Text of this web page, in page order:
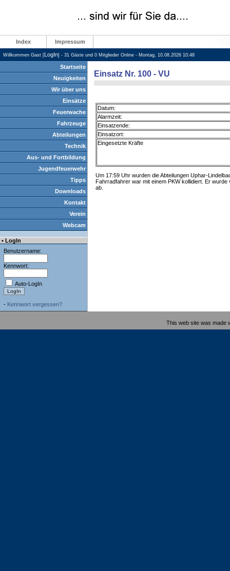
Index Impressum
Willkommen Gast [LogIn] - 31 Gäste und 0 Mitglieder Online - Montag, 10.08.2026 10:48
Startseite
Neuigkeiten
Wir über uns
Einsätze
Feuerwache
Fahrzeuge
Abteilungen
Technik
Aus- und Fortbildung
Jugendfeuerwehr
Tipps
Downloads
Kontakt
Verein
Webcam
• LogIn
Benutzername:
Kennwort:
Auto-LogIn
- Kennwort vergessen?
Einsatz Nr. 100 - VU
Datum:
Alarmzeit:
Einsatzende:
Einsatzort:
Eingesetzte Kräfte
Um 17:59 Uhr wurden die Abteilungen Uphar-
Fahrradfahrer war mit einem PKW kollidiert. Er
ab.
This web site was made